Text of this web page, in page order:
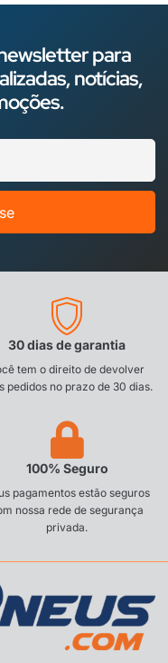
para
notícias,
30 dias de garantia
tem o direito de devolver
pedidos no prazo de 30 dias.
100% Seguro
pagamentos estão seguros
nossa rede de segurança
privada.